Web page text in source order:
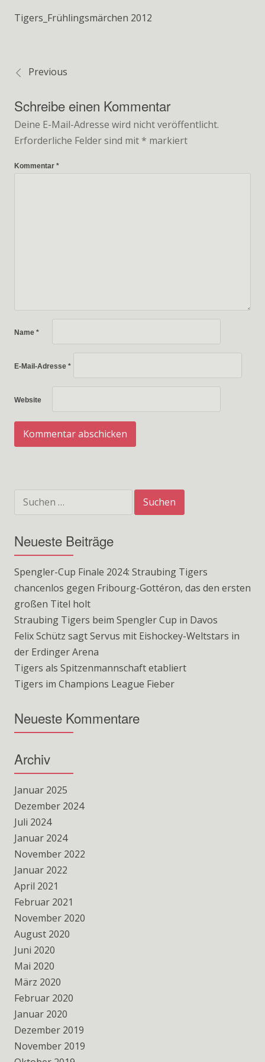
Tigers_Frühlingsmärchen 2012
Beitragsnavigation
Previous
Schreibe einen Kommentar
Deine E-Mail-Adresse wird nicht veröffentlicht.
Erforderliche Felder sind mit * markiert
Kommentar *
Name *
E-Mail-Adresse *
Website
nach:
Neueste Beiträge
Spengler-Cup Finale 2024: Straubing Tigers
chancenlos gegen Fribourg-Gottéron, das den ersten
großen Titel holt
Straubing Tigers beim Spengler Cup in Davos
Felix Schütz sagt Servus mit Eishockey-Weltstars in
der Erdinger Arena
Tigers als Spitzenmannschaft etabliert
Tigers im Champions League Fieber
Neueste Kommentare
Archiv
Januar 2025
Dezember 2024
Juli 2024
Januar 2024
November 2022
Januar 2022
April 2021
Februar 2021
November 2020
August 2020
Juni 2020
Mai 2020
März 2020
Februar 2020
Januar 2020
Dezember 2019
November 2019